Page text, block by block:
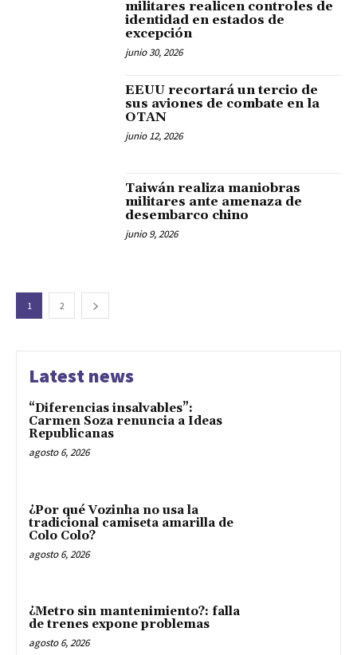
militares realicen controles de
identidad en estados de
excepción
junio 30, 2026
EEUU recortará un tercio de
sus aviones de combate en la
OTAN
junio 12, 2026
Taiwán realiza maniobras
militares ante amenaza de
desembarco chino
junio 9, 2026
1 2
Latest news
“Diferencias insalvables”:
Carmen Soza renuncia a Ideas
Republicanas
agosto 6, 2026
¿Por qué Vozinha no usa la
tradicional camiseta amarilla de
Colo Colo?
agosto 6, 2026
¿Metro sin mantenimiento?: falla
de trenes expone problemas
agosto 6, 2026